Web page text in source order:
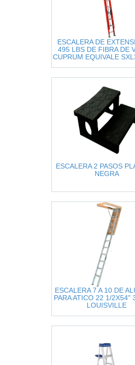
ESCALERA DE
495 LBS DE FIBRA DE
CUPRUM EQUIVALE
ESCALERA 2 PASOS
NEGRA
ESCALERA 7 A 10 DE
PARA ATICO 22 1/2X54"
LOUISVILLE